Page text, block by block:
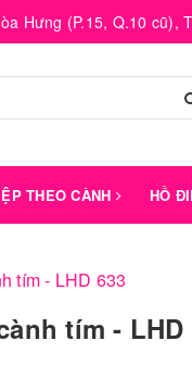
Hưng (P.15, Q.10 cũ),
THEO CÀNH HỒ
tím - LHD 633
tím - LHD